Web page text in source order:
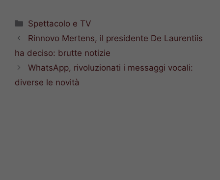
Categorie
Spettacolo e TV
Rinnovo Mertens, il presidente De Laurentiis
ha deciso: brutte notizie
WhatsApp, rivoluzionati i messaggi vocali:
diverse le novità